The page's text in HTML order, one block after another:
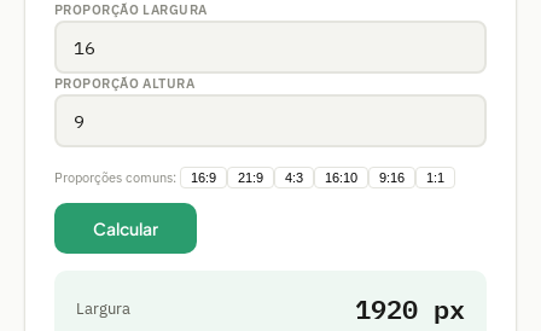
PROPORÇÃO LARGURA
PROPORÇÃO ALTURA
Proporções comuns: 16:9 21:9 4:3 16:10 9:16 1:1
Calcular
Largura 1920 px